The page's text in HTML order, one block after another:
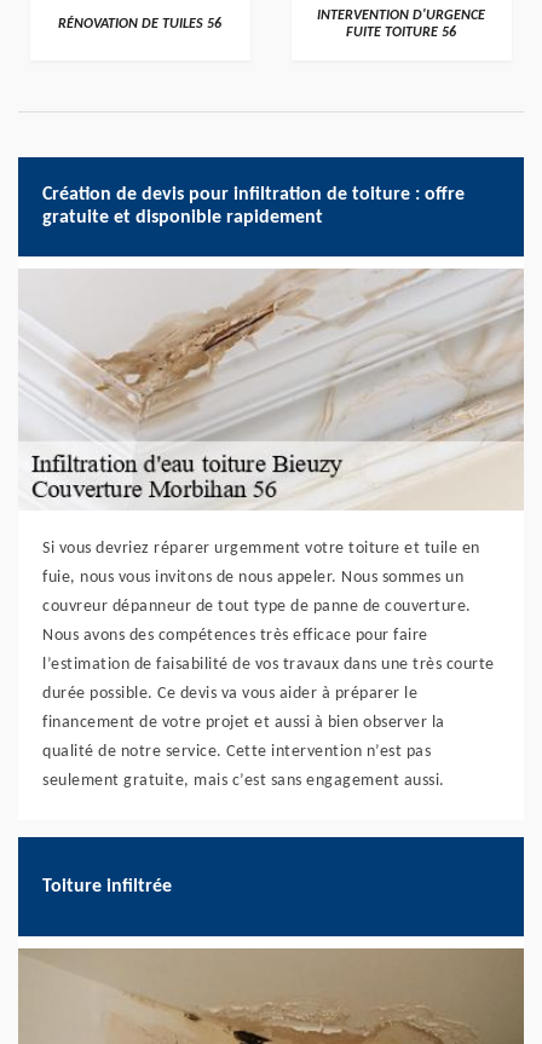
>
RÉNOVATION DE TUILES 56 >
INTERVENTION D'URGENCE
FUITE TOITURE 56
Création de devis pour infiltration de toiture : offre
gratuite et disponible rapidement
Si vous devriez réparer urgemment votre toiture et tuile en
fuie, nous vous invitons de nous appeler. Nous sommes un
couvreur dépanneur de tout type de panne de couverture.
Nous avons des compétences très efficace pour faire
l’estimation de faisabilité de vos travaux dans une très courte
durée possible. Ce devis va vous aider à préparer le
financement de votre projet et aussi à bien observer la
qualité de notre service. Cette intervention n’est pas
seulement gratuite, mais c’est sans engagement aussi.
Toiture infiltrée